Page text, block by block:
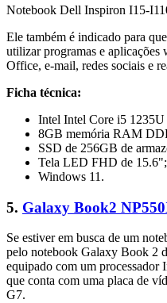
Notebook Dell Inspiron I15-
Ele também é indicado para
utilizar programas e aplicações
Office, e-mail, redes sociais e
Ficha técnica:
Intel Intel Core i5 1235U
8GB memória RAM
SSD de 256GB de
Tela LED FHD de 15.6";
Windows 11.
5. Galaxy Book2
Se estiver em busca de um
pelo notebook Galaxy Book 2
equipado com um processador
que conta com uma placa de
G7.